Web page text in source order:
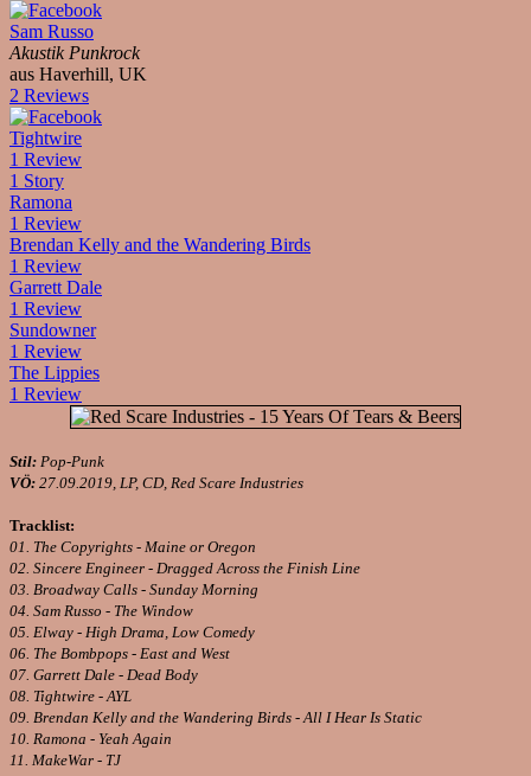
Sam Russo
Akustik Punkrock
aus Haverhill, UK
2 Reviews
Tightwire
1 Review
1 Story
Ramona
1 Review
Brendan Kelly and the Wandering Birds
1 Review
Garrett Dale
1 Review
Sundowner
1 Review
The Lippies
1 Review
Stil: Pop-Punk
VÖ: 27.09.2019, LP, CD, Red Scare Industries
Tracklist:
01. The Copyrights - Maine or Oregon
02. Sincere Engineer - Dragged Across the Finish Line
03. Broadway Calls - Sunday Morning
04. Sam Russo - The Window
05. Elway - High Drama, Low Comedy
06. The Bombpops - East and West
07. Garrett Dale - Dead Body
08. Tightwire - AYL
09. Brendan Kelly and the Wandering Birds - All I Hear Is Static
10. Ramona - Yeah Again
11. MakeWar - TJ